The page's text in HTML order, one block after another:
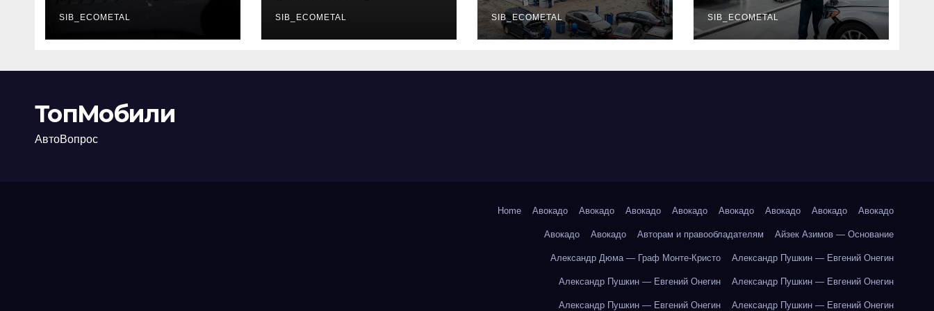
каково их
основное
назначение
SIB_ECOMETAL
актуальных
профессий
SIB_ECOMETAL
описание услуг и
режим работы
SIB_ECOMETAL
наличие
оригинальных
запчастей
сроки выполнения
SIB_ECOMETAL
ТопМобили
АвтоВопрос
Home Авокадо Авокадо Авокадо Авокадо Авокадо Авокадо Авокадо Авокадо
Авокадо Авокадо Авторам и правообладателям Айзек Азимов — Основание
Александр Дюма — Граф Монте-Кристо Александр Пушкин — Евгений Онегин
Александр Пушкин — Евгений Онегин Александр Пушкин — Евгений Онегин
Александр Пушкин — Евгений Онегин Александр Пушкин — Евгений Онегин